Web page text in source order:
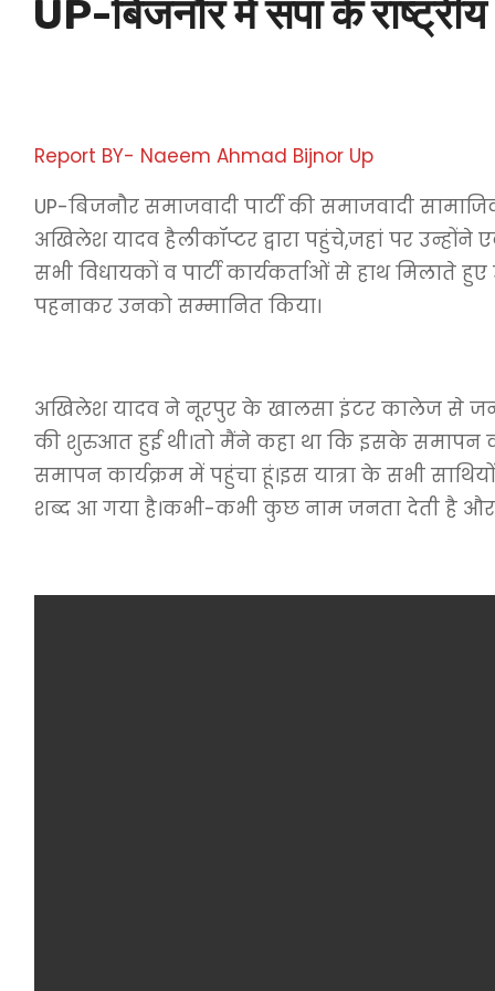
UP-बिजनौर में सपा के
Report BY- Naeem Ahmad Bijnor Up
UP-बिजनौर समाजवादी पार्टी की समाजवादी
अखिलेश यादव हैलीकॉप्टर द्वारा पहुंचे,जहां पर
सभी विधायकों व पार्टी कार्यकर्ताओं से हाथ मिलाते
पहनाकर उनको सम्मानित किया।
अखिलेश यादव ने नूरपुर के खालसा इंटर कालेज से
की शुरुआत हुई थी।तो मैंने कहा था कि इसके समापन
समापन कार्यक्रम में पहुंचा हूं।इस यात्रा के सभी
शब्द आ गया है।कभी-कभी कुछ नाम जनता देती है